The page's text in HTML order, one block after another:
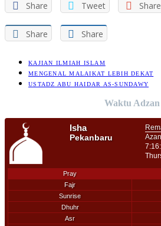
Share Tweet Share
Share Share
KAJIAN ILMIAH ISLAM
MENGENAL MALAIKAT LEBIH DEKAT
USTADZ ABU HAIDAR AS-SUNDAWY
Waktu Adzan